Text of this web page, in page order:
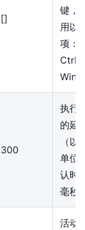
[]
键，
用以
项：
Ctrl
Win
300
执行
的延
（以
单位
认时
毫秒
活动